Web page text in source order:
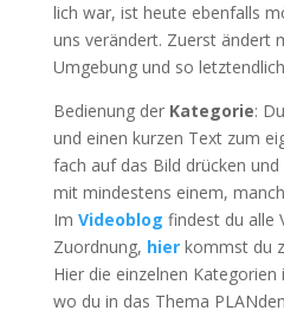
lich war, ist heu­te eben­falls
uns ver­än­dert. Zuerst ändert
Umge­bung und so
Bedie­nung der Kate­go­rie:
und einen kur­zen Text zum
fach auf das Bild drü­cken
mit min­des­tens einem,
Im Video­blog fin­dest du alle
Zuord­nung, hierkommst du
Hier die ein­zel­nen
wo du in das The­ma